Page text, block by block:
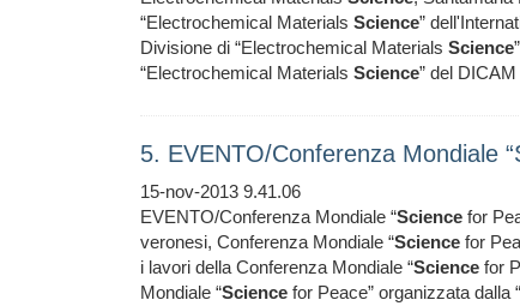
“Electrochemical Materials Science”
Divisione di “Electrochemical Materials Science
“Electrochemical Materials Science” del
5. EVENTO/Conferenza Mondiale
15-nov-2013 9.41.06
EVENTO/Conferenza Mondiale “Science for
veronesi, Conferenza Mondiale “Science for
i lavori della Conferenza Mondiale “Science for
Mondiale “Science for Peace” organizzata dalla